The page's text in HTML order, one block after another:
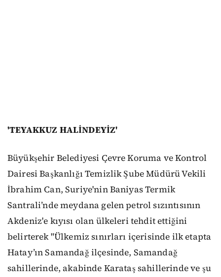
'TEYAKKUZ HALİNDEYİZ'
Büyükşehir Belediyesi Çevre Koruma ve Kontrol
Dairesi Başkanlığı Temizlik Şube Müdürü Vekili
İbrahim Can, Suriye'nin Baniyas Termik
Santrali’nde meydana gelen petrol sızıntısının
Akdeniz'e kıyısı olan ülkeleri tehdit ettiğini
belirterek "Ülkemiz sınırları içerisinde ilk etapta
Hatay’ın Samandağ ilçesinde, Samandağ
sahillerinde, akabinde Karataş sahillerinde ve şu